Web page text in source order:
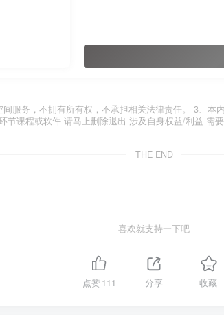
服务，不拥有所有权，不承担相关法律责任。 3、
课程或软件 请马上删除退出 涉及自身权益/利益
THE END
喜欢就支持一下吧
点赞111 分享 收藏